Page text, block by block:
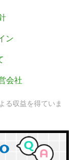
ン
会社
る収益を得ていま